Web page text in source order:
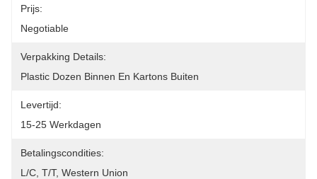
Prijs:
Negotiable
Verpakking Details:
Plastic Dozen Binnen En Kartons Buiten
Levertijd:
15-25 Werkdagen
Betalingscondities:
L/C, T/T, Western Union